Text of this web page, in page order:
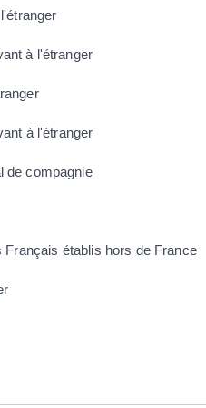
à l'étranger
à l'étranger
de compagnie
établis hors de France